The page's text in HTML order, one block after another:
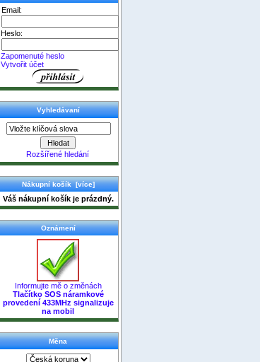
Email:
Heslo:
Zapomenuté heslo
Vytvořit účet
Vyhledávaní
Rozšířené hledání
Nákupní košík [více]
Váš nákupní košík je prázdný.
Oznámení
Informujte mě o změnách
Tlačítko SOS náramkové
provedení 433MHz signalizuje
na mobil
Měna